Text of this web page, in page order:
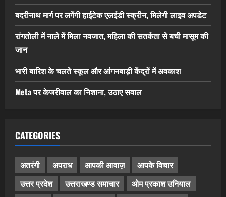
बदरीनाथ मार्ग पर लगेंगी हाईटेक एलईडी स्क्रीन, मिलेगी लाइव अपडेट
रांगतोली में नाले में मिला नवजात, महिला की सतर्कता से बची मासूम की
जान
भारी बारिश के चलते स्कूल और आंगनबाड़ी केंद्रों में अवकाश
Meta पर केजरीवाल का निशाना, उठाए सवाल
CATEGORIES
अतरंगी अपराध आपकी आवाज़
आपके विचार
उत्तर प्रदेश
उत्तराखण्ड समाचार
ओम प्रकाश उनियाल